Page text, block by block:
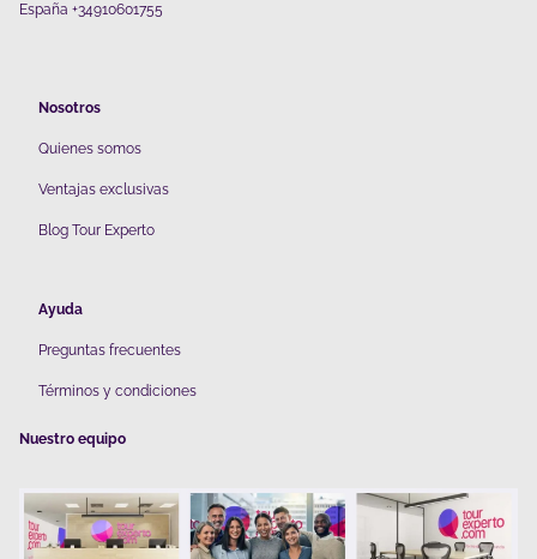
España +34910601755
Nosotros
Quienes somos
Ventajas exclusivas
Blog Tour Experto
Ayuda
Preguntas frecuentes
Términos y condiciones
Nuestro equipo